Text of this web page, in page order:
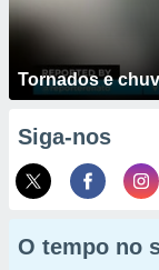
Tornados e
Siga-nos
O tempo no